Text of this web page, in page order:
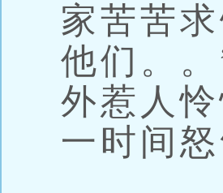
家苦苦
他们。
外惹人
一时间